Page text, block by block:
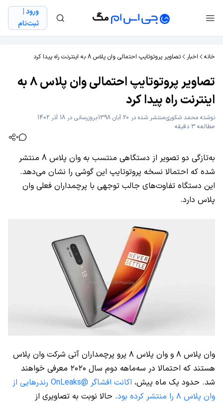
ورود |
ثبت‌نام
خانه اخبار تصاویر پروتوتایپ احتمالی وان پلاس 8 به اینترنت راه پیدا کرد
تصاویر پروتوتایپ احتمالی وان پلاس 8 به
اینترنت راه پیدا کرد
نوشته محمد شکوریمنتشر شده در 20 آبان 1398
بروزرسانی در 18 آذر 1402
مطالعه 3 دقیقه
0
به‌تازگی دو تصویر از دستگاهی منتسب به وان پلاس 8 منتشر
شده که احتمالا نسخه پروتوتایپ این گوشی را نشان می‌دهد.
این دستگاه تفاوت‌های جالب توجهی با پرچمداران فعلی وان
پلاس دارد.
وان پلاس ۸ و وان پلاس ۸ پرو پرچمداران آتی شرکت وان پلاس
هستند که احتمالا در سه‌ماهه دوم سال ۲۰۲۰ معرفی خواهند
شد. حدود یک ماه پیش،
اکانت افشاگر @OnLeaks رندرهایی از
وان پلاس ۸ را منتشر کرده بود
. حالا نوبت به تصاویری از